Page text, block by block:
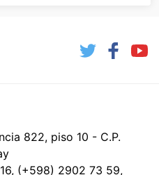
822, piso 10 - C.P.
(+598) 2902 73 59,